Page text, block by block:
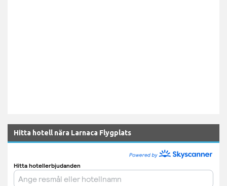
Hitta hotell nära Larnaca Flygplats